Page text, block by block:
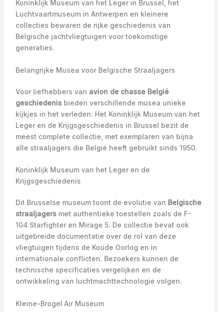
Koninklijk Museum van het Leger in Brussel, het
Luchtvaartmuseum in Antwerpen en kleinere
collecties bewaren de rijke geschiedenis van
Belgische jachtvliegtuigen voor toekomstige
generaties.
Belangrijke Musea voor Belgische Straaljagers
Voor liefhebbers van avion de chasse België
geschiedenisbieden verschillende musea unieke
kijkjes in het verleden. Het Koninklijk Museum van het
Leger en de Krijgsgeschiedenis in Brussel bezit de
meest complete collectie, met exemplaren van bijna
alle straaljagers die België heeft gebruikt sinds 1950.
Koninklijk Museum van het Leger en de
Krijgsgeschiedenis
Dit Brusselse museum toont de evolutie van Belgische
straaljagersmet authentieke toestellen zoals de F-
104 Starfighter en Mirage 5. De collectie bevat ook
uitgebreide documentatie over de rol van deze
vliegtuigen tijdens de Koude Oorlog en in
internationale conflicten. Bezoekers kunnen de
technische specificaties vergelijken en de
ontwikkeling van luchtmachttechnologie volgen.
Kleine-Brogel Air Museum